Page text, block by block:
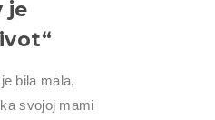
je
bila mala,
svojoj mami